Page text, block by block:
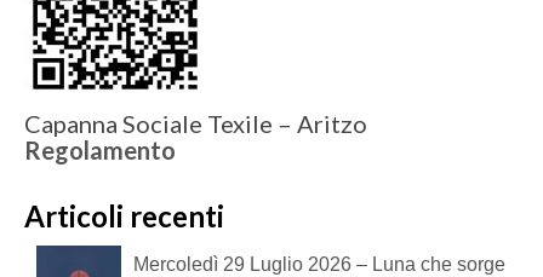
Capanna Sociale Texile – Aritzo
Regolamento
Articoli recenti
Mercoledì 29 Luglio 2026 – Luna che sorge